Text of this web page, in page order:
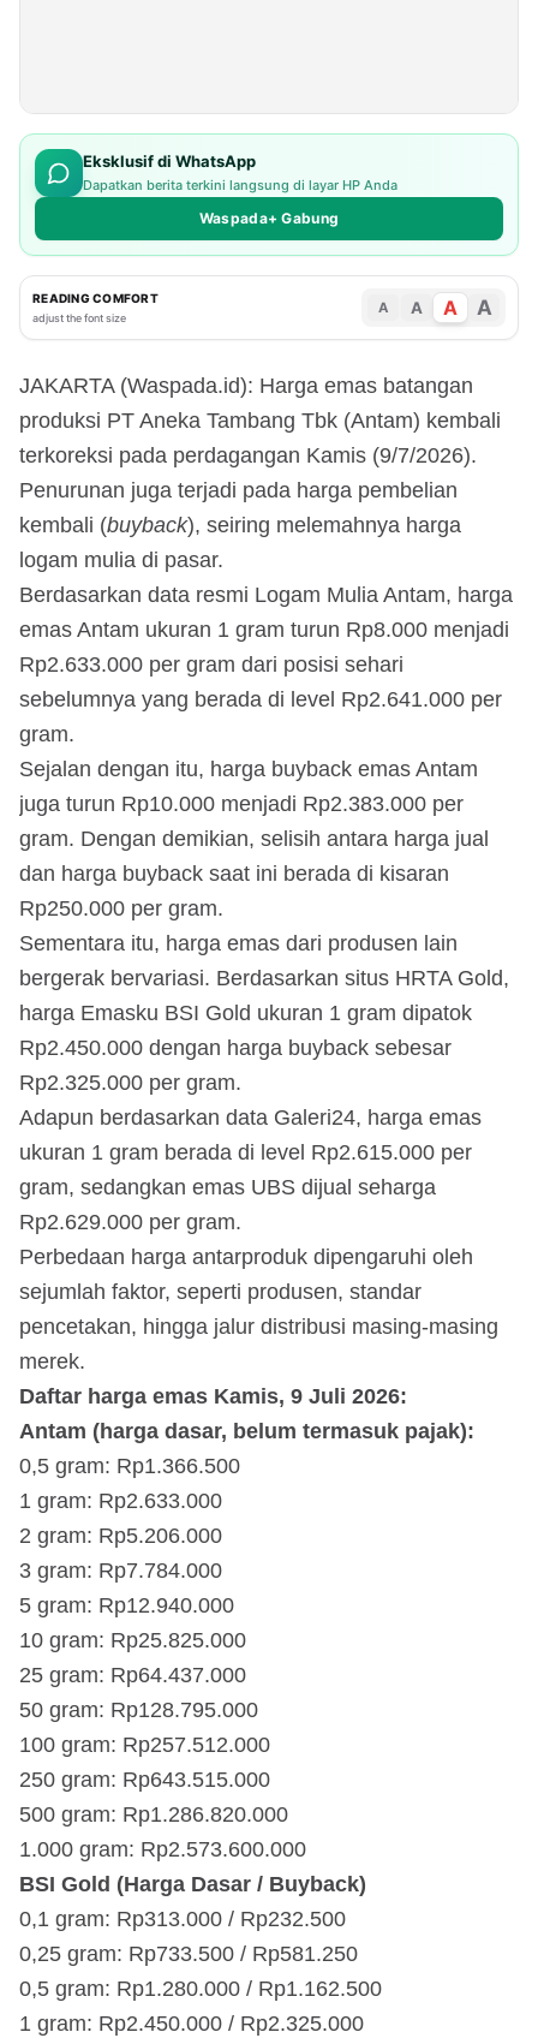
Eksklusif di WhatsApp
Dapatkan berita terkini langsung di layar HP Anda
Waspada+ Gabung
READING COMFORT
adjust the font size
A A A A
JAKARTA (Waspada.id): Harga emas batangan
produksi PT Aneka Tambang Tbk (Antam) kembali
terkoreksi pada perdagangan Kamis (9/7/2026).
Penurunan juga terjadi pada harga pembelian
kembali (buyback), seiring melemahnya harga
logam mulia di pasar.
Berdasarkan data resmi Logam Mulia Antam, harga
emas Antam ukuran 1 gram turun Rp8.000 menjadi
Rp2.633.000 per gram dari posisi sehari
sebelumnya yang berada di level Rp2.641.000 per
gram.
Sejalan dengan itu, harga buyback emas Antam
juga turun Rp10.000 menjadi Rp2.383.000 per
gram. Dengan demikian, selisih antara harga jual
dan harga buyback saat ini berada di kisaran
Rp250.000 per gram.
Sementara itu, harga emas dari produsen lain
bergerak bervariasi. Berdasarkan situs HRTA Gold,
harga Emasku BSI Gold ukuran 1 gram dipatok
Rp2.450.000 dengan harga buyback sebesar
Rp2.325.000 per gram.
Adapun berdasarkan data Galeri24, harga emas
ukuran 1 gram berada di level Rp2.615.000 per
gram, sedangkan emas UBS dijual seharga
Rp2.629.000 per gram.
Perbedaan harga antarproduk dipengaruhi oleh
sejumlah faktor, seperti produsen, standar
pencetakan, hingga jalur distribusi masing-masing
merek.
Daftar harga emas Kamis, 9 Juli 2026:
Antam (harga dasar, belum termasuk pajak):
0,5 gram: Rp1.366.500
1 gram: Rp2.633.000
2 gram: Rp5.206.000
3 gram: Rp7.784.000
5 gram: Rp12.940.000
10 gram: Rp25.825.000
25 gram: Rp64.437.000
50 gram: Rp128.795.000
100 gram: Rp257.512.000
250 gram: Rp643.515.000
500 gram: Rp1.286.820.000
1.000 gram: Rp2.573.600.000
BSI Gold (Harga Dasar / Buyback)
0,1 gram: Rp313.000 / Rp232.500
0,25 gram: Rp733.500 / Rp581.250
0,5 gram: Rp1.280.000 / Rp1.162.500
1 gram: Rp2.450.000 / Rp2.325.000